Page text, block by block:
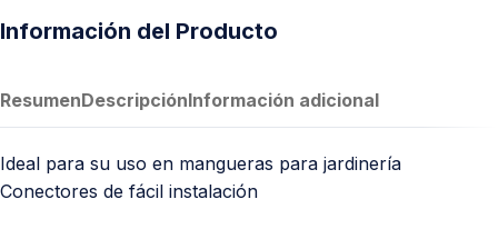
Información del Producto
ResumenDescripciónInformación adicional
Ideal para su uso en mangueras para jardinería
Conectores de fácil instalación